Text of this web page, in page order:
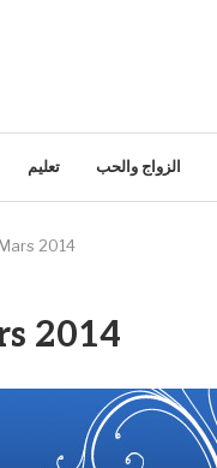
تعليم الزواج والحب
2014
2014